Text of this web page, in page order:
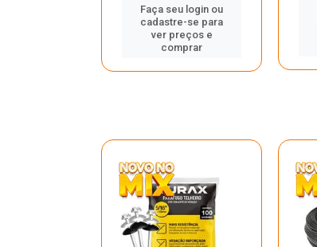
Faça seu login ou
cadastre-se para
ver preços e
comprar